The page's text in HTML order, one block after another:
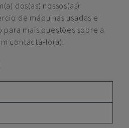
dos(as) nossos(as)
de máquinas usadas e
mais questões sobre a
contactá-lo(a).